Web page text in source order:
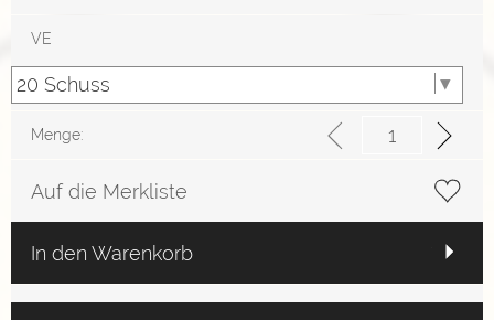
VE
Menge:
Auf die Merkliste
In den Warenkorb